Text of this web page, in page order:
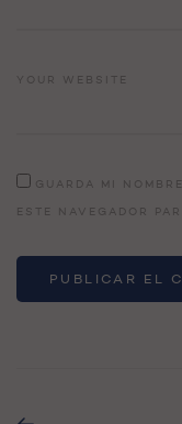
YOUR WEBSITE
GUARDA MI
ESTE NAVEGADOR